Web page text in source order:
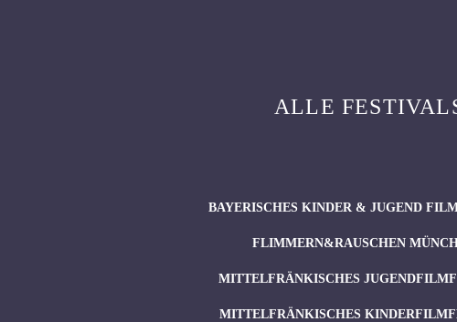
ALLE
BAYERISCHES KINDER & JUGEND
FLIMMERN&RAUSCHEN
MITTELFRÄNKISCHES
MITTELFRÄNKISCHES